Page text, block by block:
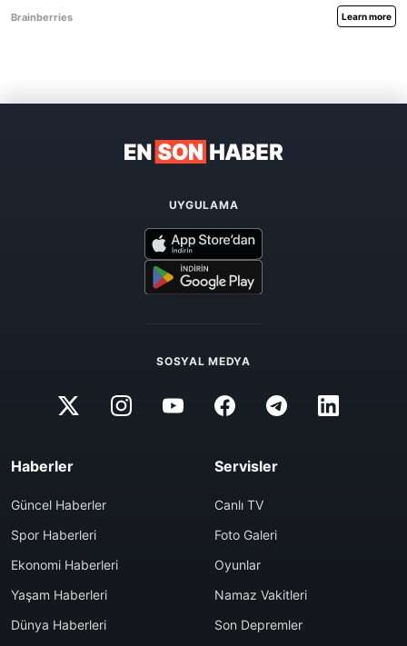
UYGULAMA
SOSYAL MEDYA
Haberler
Güncel Haberler
Spor Haberleri
Ekonomi Haberleri
Yaşam Haberleri
Dünya Haberleri
Servisler
Canlı TV
Foto Galeri
Oyunlar
Namaz Vakitleri
Son Depremler